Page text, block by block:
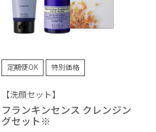
定期便OK 特別価格
【洗顔セット】
フランキンセンス クレンジン
グセット※